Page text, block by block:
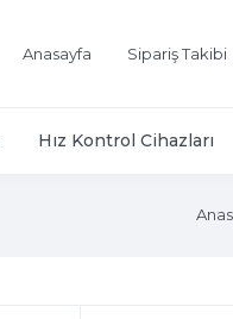
Anasayfa Sipariş Takibi
Hız Kontrol Cihazları